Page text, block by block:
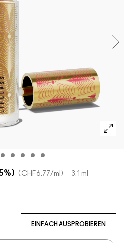
SHOPPEN
CHF6.77/ml 3.1 ml
EINFACH AUSPROBIEREN